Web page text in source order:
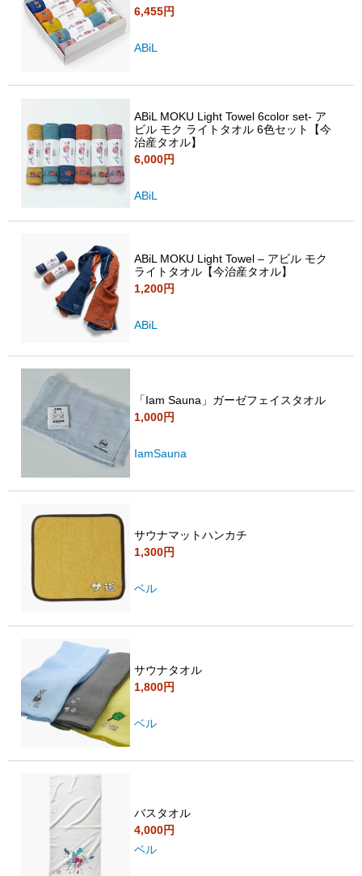
6,455円
ABiL
ABiL MOKU Light Towel 6color set- ア
ビル モク ライトタオル 6色セット【今
治産タオル】
6,000円
ABiL
ABiL MOKU Light Towel – アビル モク
ライトタオル【今治産タオル】
1,200円
ABiL
「Iam Sauna」ガーゼフェイスタオル
1,000円
IamSauna
サウナマットハンカチ
1,300円
ベル
サウナタオル
1,800円
ベル
バスタオル
4,000円
ベル